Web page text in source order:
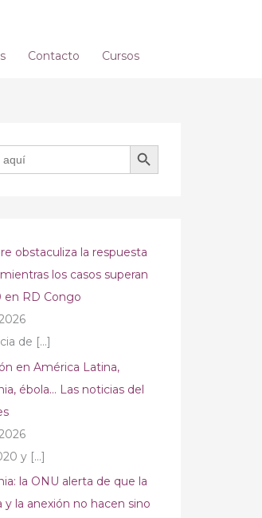
Contacto Cursos
BOTÓN DE BÚSQUEDA
obstaculiza la respuesta
los casos superan
en RD Congo
de […]
en América Latina,
ébola… Las noticias del
y […]
la ONU alerta de que la
y la anexión no hacen sino